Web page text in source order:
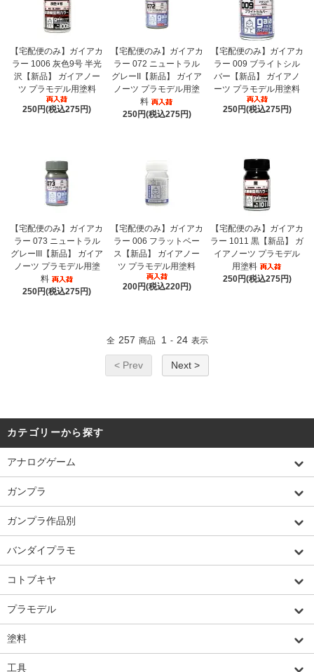
【宅配便のみ】ガイアカ
ラー 1006 灰色9号 半光
沢【新品】 ガイアノー
ツ プラモデル用塗料
250円(税込275円)
【宅配便のみ】ガイアカ
ラー 072 ニュートラル
グレーII【新品】 ガイア
ノーツ プラモデル用塗
料
250円(税込275円)
【宅配便のみ】ガイアカ
ラー 009 ブライトシル
バー【新品】 ガイアノ
ーツ プラモデル用塗料
250円(税込275円)
【宅配便のみ】ガイアカ
ラー 073 ニュートラル
グレーIII【新品】 ガイア
ノーツ プラモデル用塗
料
250円(税込275円)
【宅配便のみ】ガイアカ
ラー 006 フラットベー
ス【新品】 ガイアノー
ツ プラモデル用塗料
200円(税込220円)
【宅配便のみ】ガイアカ
ラー 1011 黒【新品】 ガ
イアノーツ プラモデル
用塗料
250円(税込275円)
全 257 商品 1 - 24 表示
< Prev Next >
カテゴリーから探す
アナログゲーム
ガンプラ
ガンプラ作品別
バンダイプラモ
コトブキヤ
プラモデル
塗料
工具